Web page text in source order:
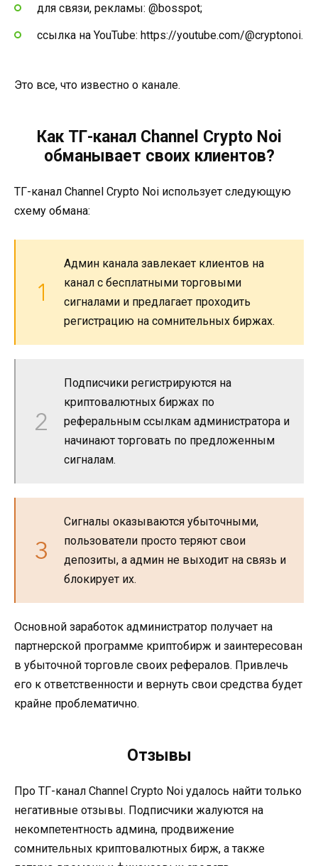
для связи, рекламы: @bosspot;
ссылка на YouTube: https://youtube.com/@cryptonoi.
Это все, что известно о канале.
Как ТГ-канал Channel Crypto Noi
обманывает своих клиентов?
ТГ-канал Channel Crypto Noi использует следующую
схему обмана:
Админ канала завлекает клиентов на
канал с бесплатными торговыми
сигналами и предлагает проходить
регистрацию на сомнительных биржах.
Подписчики регистрируются на
криптовалютных биржах по
реферальным ссылкам администратора и
начинают торговать по предложенным
сигналам.
Сигналы оказываются убыточными,
пользователи просто теряют свои
депозиты, а админ не выходит на связь и
блокирует их.
Основной заработок администратор получает на
партнерской программе криптобирж и заинтересован
в убыточной торговле своих рефералов. Привлечь
его к ответственности и вернуть свои средства будет
крайне проблематично.
Отзывы
Про ТГ-канал Channel Crypto Noi удалось найти только
негативные отзывы. Подписчики жалуются на
некомпетентность админа, продвижение
сомнительных криптовалютных бирж, а также